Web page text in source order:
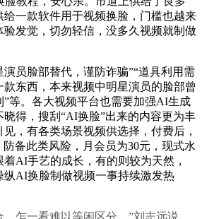
一款软件用于视频换脸，门槛也越来
验发觉，切勿轻信，没多久视频就制做
脸部替代，谨防诈骗”“道具利用需
东西，本来视频中明星演员的脸部曾
等。各大视频平台也需要加强AI生成
得，搜刮“AI换脸”出来的内容更为丰
，有各类场景视频供选择，付费后，
备此类风险，月会员为30元，现式水
AI手艺的成长，有的则较为天然，
纵AI换脸制做视频一事持续激发热
乍一看难以等闲区分。”刘志远说